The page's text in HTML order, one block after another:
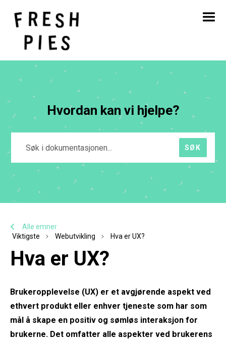
Hjem
Om
Vårt arbeid
Hvordan kan vi hjelpe?
SØK
Alle emner
Viktigste
Webutvikling Hva er UX?
Hva er UX?
Brukeropplevelse (UX) er et avgjørende aspekt ved
ethvert produkt eller enhver tjeneste som har som
mål å skape en positiv og sømløs interaksjon for
brukerne. Det omfatter alle aspekter ved brukerens